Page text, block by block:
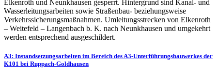
Elkenroth und Neunkhausen gesperrt. Hintergrund sind Kanal- und
Wasserleitungsarbeiten sowie Straßenbau- beziehungsweise
Verkehrssicherungsmaßnahmen. Umleitungsstrecken von Elkenroth
– Weitefeld – Langenbach b. K. nach Neunkhausen und umgekehrt
werden entsprechend ausgeschildert.
A3: Instandsetzungsarbeiten im Bereich des A3-Unterführungsbauwerkes der
K101 bei Ruppach-Goldhausen